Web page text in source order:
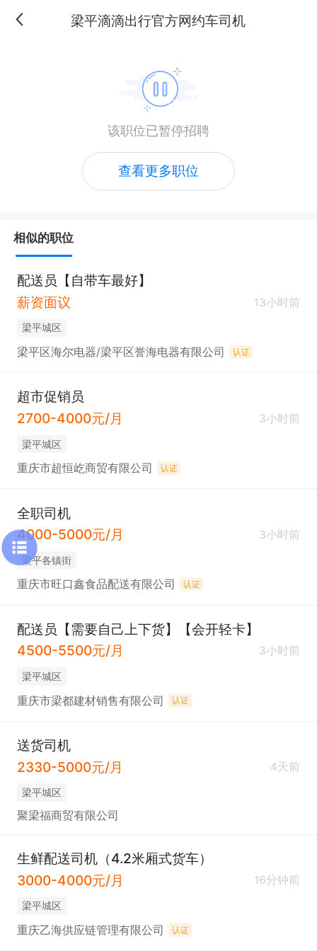
梁平滴滴出行官方网约车司机
该职位已暂停招聘
查看更多职位
相似的职位
配送员【自带车最好】
薪资面议
13小时前
梁平城区
梁平区海尔电器/梁平区誉海电器有限公司 认证
超市促销员
2700-4000元/月
3小时前
梁平城区
重庆市超恒屹商贸有限公司 认证
全职司机
4000-5000元/月
3小时前
梁平各镇街
重庆市旺口鑫食品配送有限公司 认证
配送员【需要自己上下货】【会开轻卡】
4500-5500元/月
3小时前
梁平城区
重庆市梁都建材销售有限公司 认证
送货司机
2330-5000元/月
4天前
梁平城区
聚梁福商贸有限公司
生鲜配送司机（4.2米厢式货车）
3000-4000元/月
16分钟前
梁平城区
重庆乙海供应链管理有限公司 认证